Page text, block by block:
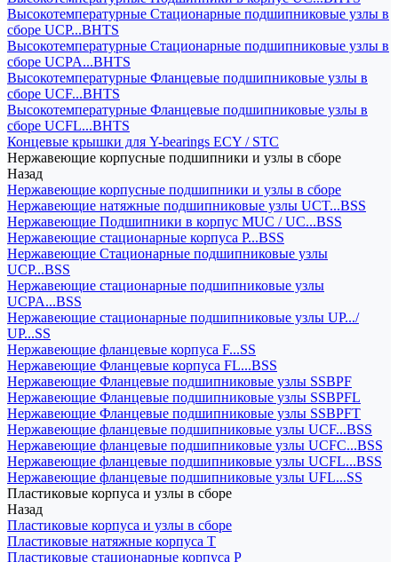
Высокотемпературные Стационарные подшипниковые узлы в
сборе UCP...BHTS
Высокотемпературные Стационарные подшипниковые узлы в
сборе UCPA...BHTS
Высокотемпературные Фланцевые подшипниковые узлы в
сборе UCF...BHTS
Высокотемпературные Фланцевые подшипниковые узлы в
сборе UCFL...BHTS
Концевые крышки для Y-bearings ECY / STC
Нержавеющие корпусные подшипники и узлы в сборе
Назад
Нержавеющие корпусные подшипники и узлы в сборе
Нержавеющие натяжные подшипниковые узлы UCT...BSS
Нержавеющие Подшипники в корпус MUC / UC...BSS
Нержавеющие стационарные корпуса P...BSS
Нержавеющие Стационарные подшипниковые узлы
UCP...BSS
Нержавеющие стационарные подшипниковые узлы
UCPA...BSS
Нержавеющие стационарные подшипниковые узлы UP.../
UP...SS
Нержавеющие фланцевые корпуса F...SS
Нержавеющие Фланцевые корпуса FL...BSS
Нержавеющие Фланцевые подшипниковые узлы SSBPF
Нержавеющие Фланцевые подшипниковые узлы SSBPFL
Нержавеющие Фланцевые подшипниковые узлы SSBPFT
Нержавеющие фланцевые подшипниковые узлы UCF...BSS
Нержавеющие фланцевые подшипниковые узлы UCFC...BSS
Нержавеющие фланцевые подшипниковые узлы UCFL...BSS
Нержавеющие фланцевые подшипниковые узлы UFL...SS
Пластиковые корпуса и узлы в сборе
Назад
Пластиковые корпуса и узлы в сборе
Пластиковые натяжные корпуса T
Пластиковые стационарные корпуса P